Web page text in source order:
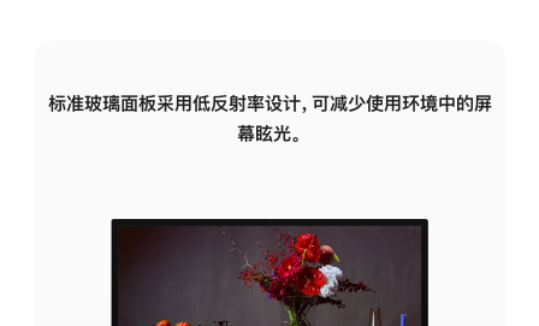
标准玻璃面板采用低反射率设计，可减少使用环境中的屏
幕眩光。